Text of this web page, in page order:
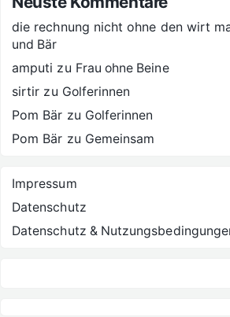
die rechnung nicht ohne den wirt
und Bär
amputi zu Frau ohne Beine
sirtir zu Golferinnen
Pom Bär zu Golferinnen
Pom Bär zu Gemeinsam
Impressum
Datenschutz
Datenschutz &